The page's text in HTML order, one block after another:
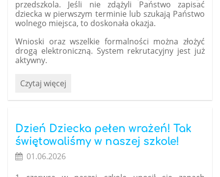
przedszkola. Jeśli nie zdążyli Państwo zapisać
dziecka w pierwszym terminie lub szukają Państwo
wolnego miejsca, to doskonała okazja.
Wnioski oraz wszelkie formalności można złożyć
drogą elektroniczną. System rekrutacyjny jest już
aktywny.
Rusza
przedszkola!:
Czytaj więcej
Dzień Dziecka pełen wrażeń! Tak
świętowaliśmy w naszej szkole!
01.06.2026